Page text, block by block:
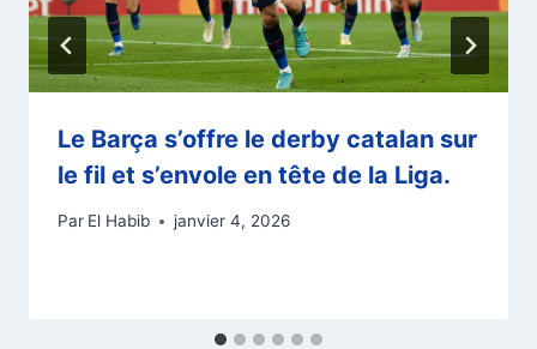
Le Barça s’offre le derby catalan sur
le fil et s’envole en tête de la Liga.
Par El Habib janvier 4, 2026